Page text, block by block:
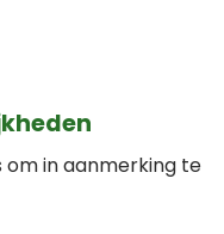
om in aanmerking te